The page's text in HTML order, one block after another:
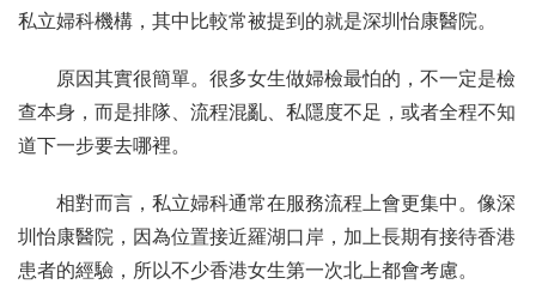
私立婦科機構，其中比較常被提到的就是深圳怡康醫院。
原因其實很簡單。很多女生做婦檢最怕的，不一定是檢
查本身，而是排隊、流程混亂、私隱度不足，或者全程不知
道下一步要去哪裡。
相對而言，私立婦科通常在服務流程上會更集中。像深
圳怡康醫院，因為位置接近羅湖口岸，加上長期有接待香港
患者的經驗，所以不少香港女生第一次北上都會考慮。